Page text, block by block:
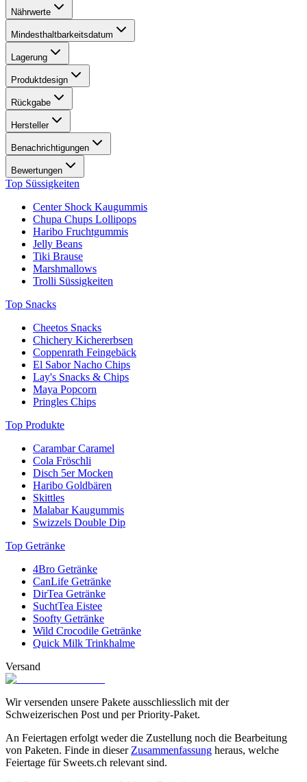
Nährwerte
Mindesthaltbarkeitsdatum
Lagerung
Produktdesign
Rückgabe
Hersteller
Benachrichtigungen
Bewertungen
Top Süssigkeiten
Center Shock Kaugummis
Chupa Chups Lollipops
Haribo Fruchtgummis
Jelly Beans
Tiki Brause
Marshmallows
Trolli Süssigkeiten
Top Snacks
Cheetos Snacks
Chichery Kichererbsen
Coppenrath Feingebäck
El Sabor Nacho Chips
Lay's Snacks & Chips
Maya Popcorn
Pringles Chips
Top Produkte
Carambar Caramel
Cola Fröschli
Disch 5er Mocken
Haribo Goldbären
Skittles
Malabar Kaugummis
Swizzels Double Dip
Top Getränke
4Bro Getränke
CanLife Getränke
DirTea Getränke
SuchtTea Eistee
Soofty Getränke
Wild Crocodile Getränke
Quick Milk Trinkhalme
Versand
Wir versenden unsere Pakete ausschliesslich mit der
Schweizerischen Post und per Priority-Paket.
An Feiertagen erfolgt weder die Zustellung noch die Bearbeitung
von Paketen. Finde in dieser Zusammenfassung heraus, welche
Feiertage für Sweets.ch relevant sind.